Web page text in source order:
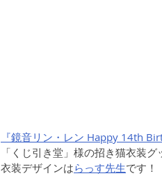
『鏡音リン・レン Happy 14th
「くじ引き堂」様の招き猫衣装
衣装デザインはらっす先生です！